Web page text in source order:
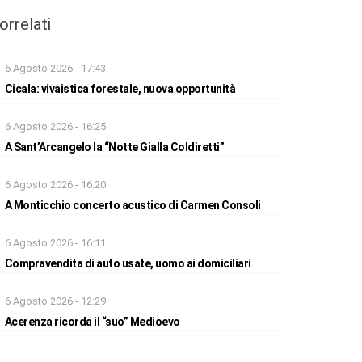
6 Agosto 2026 - 17:43
Cicala: vivaistica forestale, nuova opportunità
6 Agosto 2026 - 16:25
A Sant’Arcangelo la “Notte Gialla Coldiretti”
6 Agosto 2026 - 16:20
A Monticchio concerto acustico di Carmen Consoli
6 Agosto 2026 - 16:11
Compravendita di auto usate, uomo ai domiciliari
6 Agosto 2026 - 12:29
Acerenza ricorda il “suo” Medioevo